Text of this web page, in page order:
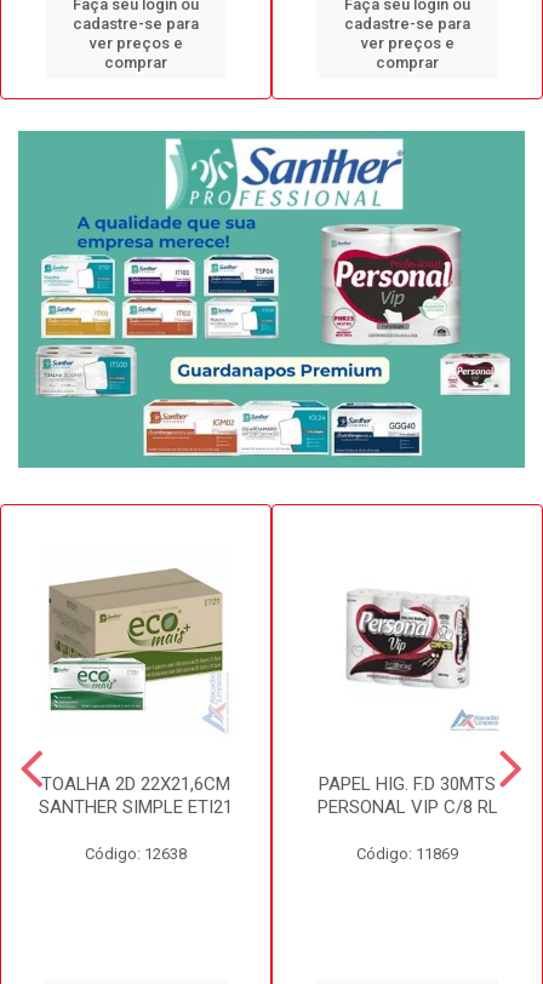
Faça seu login ou
cadastre-se para
ver preços e
comprar
Faça seu login ou
cadastre-se para
ver preços e
comprar
TOALHA 2D 22X21,6CM
SANTHER SIMPLE ETI21
Código: 12638
PAPEL HIG. F.D 30MTS
PERSONAL VIP C/8 RL
Código: 11869